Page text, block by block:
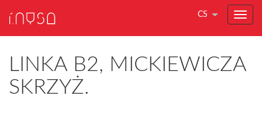
CS
LINKA B2, MICKIEWICZA
SKRZYŻ.